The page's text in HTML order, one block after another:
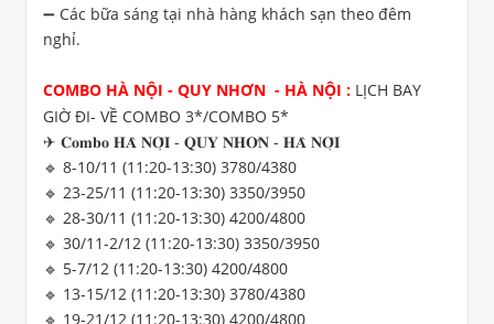
➖ Các bữa sáng tại nhà hàng khách sạn theo đêm
nghỉ.
COMBO HÀ NỘI - QUY NHƠN - HÀ NỘI : LỊCH BAY
GIỜ ĐI- VỀ COMBO 3*/COMBO 5*
✈ 𝐂𝐨𝐦𝐛𝐨 𝐇𝐀̀ 𝐍𝐎̣̂𝐈 - 𝐐𝐔𝐘 𝐍𝐇𝐎̛𝐍 - 𝐇𝐀̀ 𝐍𝐎̣̂𝐈
🔹 8-10/11 (11:20-13:30) 3780/4380
🔹 23-25/11 (11:20-13:30) 3350/3950
🔹 28-30/11 (11:20-13:30) 4200/4800
🔹 30/11-2/12 (11:20-13:30) 3350/3950
🔹 5-7/12 (11:20-13:30) 4200/4800
🔹 13-15/12 (11:20-13:30) 3780/4380
🔹 19-21/12 (11:20-13:30) 4200/4800